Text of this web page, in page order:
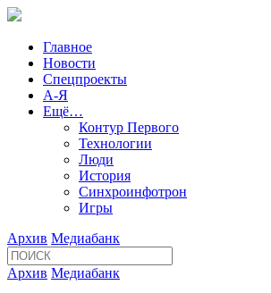
Главное
Новости
Спецпроекты
А-Я
Ещё…
Контур Первого
Технологии
Люди
История
Синхроинфотрон
Игры
Архив Медиабанк
Архив Медиабанк